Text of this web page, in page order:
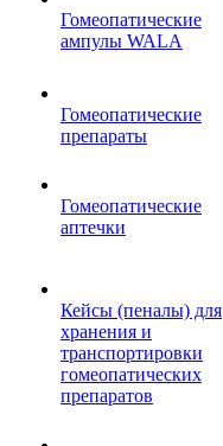
Гомеопатические
ампулы WALA
Гомеопатические
препараты
Гомеопатические
аптечки
Кейсы (пеналы) для
хранения и
транспортировки
гомеопатических
препаратов